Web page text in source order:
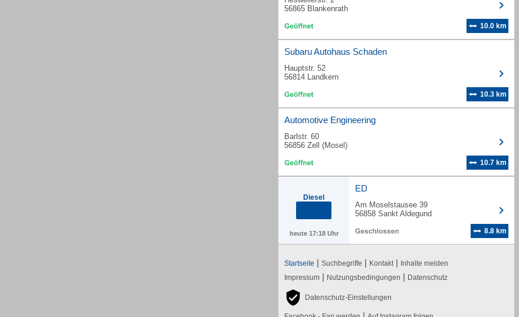
56865 Blankenrath
10.0 km
Subaru Autohaus Schaden
Hauptstr. 52
56814 Landkern
10.3 km
Automotive Engineering
Barlstr. 60
56856 Zell (Mosel)
10.7 km
Diesel
heute 17:18 Uhr
ED
Am Moselstausee 39
56858 Sankt Aldegund
8.8 km
Startseite | Suchbegriffe | Kontakt | Inhalte melden
Impressum | Nutzungsbedingungen | Datenschutz
Datenschutz-Einstellungen